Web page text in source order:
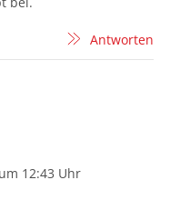
Antworten
12:43 Uhr